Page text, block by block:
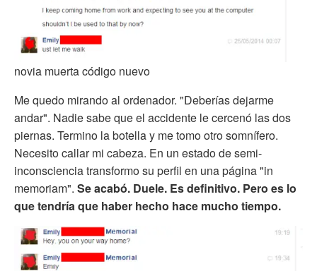
novia muerta código nuevo
Me quedo mirando al ordenador. "Deberías dejarme
andar". Nadie sabe que el accidente le cercenó las dos
piernas. Termino la botella y me tomo otro somnífero.
Necesito callar mi cabeza. En un estado de semi-
inconsciencia transformo su perfil en una página "in
memoriam". Se acabó. Duele. Es definitivo. Pero es lo
que tendría que haber hecho hace mucho tiempo.